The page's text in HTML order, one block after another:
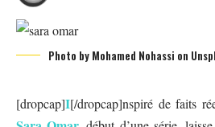
Photo by Mohamed Nohassi on
[dropcap]I[/dropcap]nspiré de faits